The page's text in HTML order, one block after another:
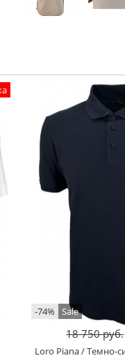
-74% Sale
18 750 руб.
Loro Piana / Темно-